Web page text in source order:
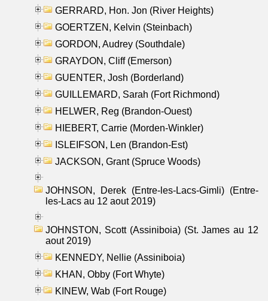
GERRARD, Hon. Jon (River Heights)
GOERTZEN, Kelvin (Steinbach)
GORDON, Audrey (Southdale)
GRAYDON, Cliff (Emerson)
GUENTER, Josh (Borderland)
GUILLEMARD, Sarah (Fort Richmond)
HELWER, Reg (Brandon-Ouest)
HIEBERT, Carrie (Morden-Winkler)
ISLEIFSON, Len (Brandon-Est)
JACKSON, Grant (Spruce Woods)
JOHNSON, Derek (Entre-les-Lacs-Gimli) (Entre-
les-Lacs au 12 aout 2019)
JOHNSTON, Scott (Assiniboia) (St. James au 12
aout 2019)
KENNEDY, Nellie (Assiniboia)
KHAN, Obby (Fort Whyte)
KINEW, Wab (Fort Rouge)